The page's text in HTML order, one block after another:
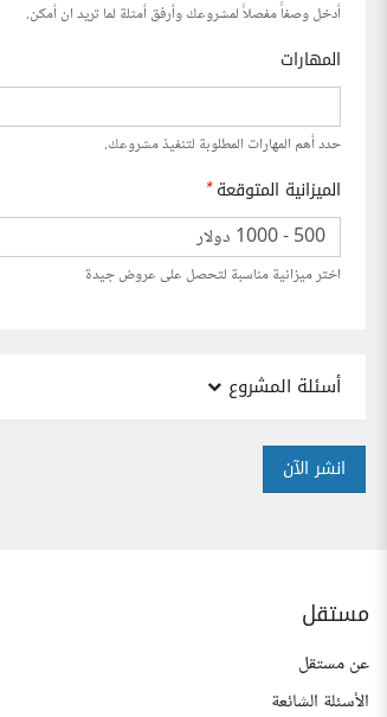
أدخل وصفاً مفصلاً لمشروعك وأرفق أمثلة لما تريد ان أمكن.
المهارات
حدد أهم المهارات المطلوبة لتنفيذ مشروعك.
الميزانية المتوقعة*
500 - 1000 دولار
اختر ميزانية مناسبة لتحصل على عروض جيدة
أسئلة المشروع
انشر الآن
مستقل
عن مستقل
الأسئلة الشائعة